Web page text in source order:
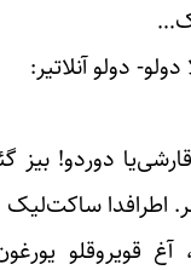
دولو آنلاتیر:
دوردو! بیز
اطرافدا
قویروقلو